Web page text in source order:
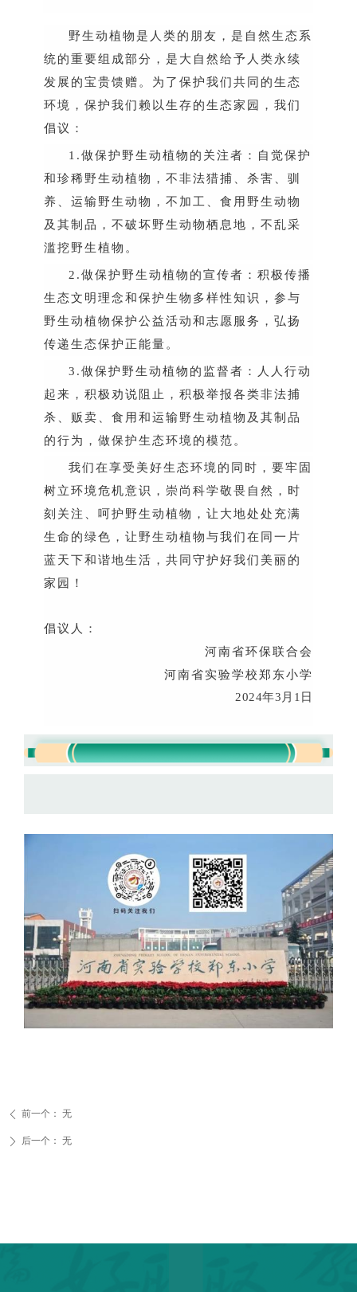
野生动植物是人类的朋友，是自然生态系
统的重要组成部分，是大自然给予人类永续
发展的宝贵馈赠。为了保护我们共同的生态
环境，保护我们赖以生存的生态家园，我们
倡议：
1.做保护野生动植物的关注者：自觉保护
和珍稀野生动植物，不非法猎捕、杀害、驯
养、运输野生动物，不加工、食用野生动物
及其制品，不破坏野生动物栖息地，不乱采
滥挖野生植物。
2.做保护野生动植物的宣传者：积极传播
生态文明理念和保护生物多样性知识，参与
野生动植物保护公益活动和志愿服务，弘扬
传递生态保护正能量。
3.做保护野生动植物的监督者：人人行动
起来，积极劝说阻止，积极举报各类非法捕
杀、贩卖、食用和运输野生动植物及其制品
的行为，做保护生态环境的模范。
我们在享受美好生态环境的同时，要牢固
树立环境危机意识，崇尚科学敬畏自然，时
刻关注、呵护野生动植物，让大地处处充满
生命的绿色，让野生动植物与我们在同一片
蓝天下和谐地生活，共同守护好我们美丽的
家园！
倡议人：
河南省环保联合会
河南省实验学校郑东小学
2024年3 月 1 日
ꄴ 前一个： 无
ꄲ 后一个： 无